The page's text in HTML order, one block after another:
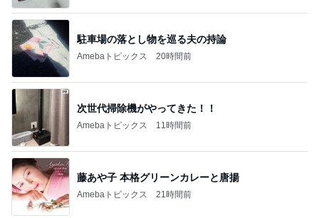
駐車場の落とし物を巡る夫の持論
Amebaトピックス 20時間前
次世代掃除機がやってきた！！
Amebaトピックス 11時間前
藤あや子 本格グリーンカレーと唐揚
Amebaトピックス 21時間前